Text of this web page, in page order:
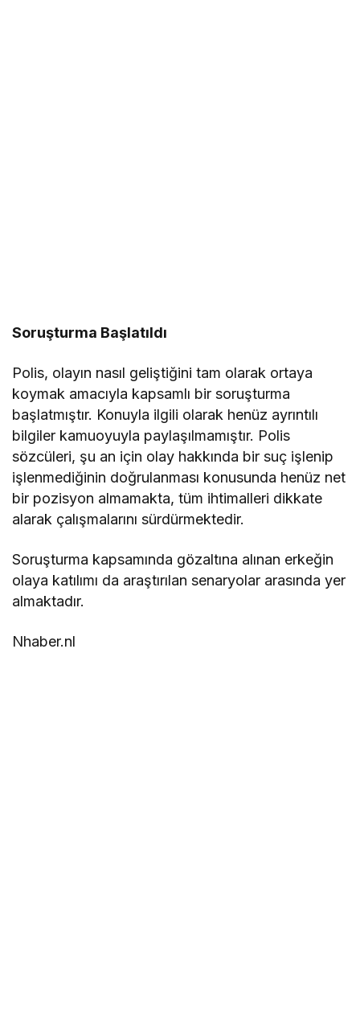
Soruşturma Başlatıldı
Polis, olayın nasıl geliştiğini tam olarak ortaya
koymak amacıyla kapsamlı bir soruşturma
başlatmıştır. Konuyla ilgili olarak henüz ayrıntılı
bilgiler kamuoyuyla paylaşılmamıştır. Polis
sözcüleri, şu an için olay hakkında bir suç işlenip
işlenmediğinin doğrulanması konusunda henüz net
bir pozisyon almamakta, tüm ihtimalleri dikkate
alarak çalışmalarını sürdürmektedir.
Soruşturma kapsamında gözaltına alınan erkeğin
olaya katılımı da araştırılan senaryolar arasında yer
almaktadır.
Nhaber.nl